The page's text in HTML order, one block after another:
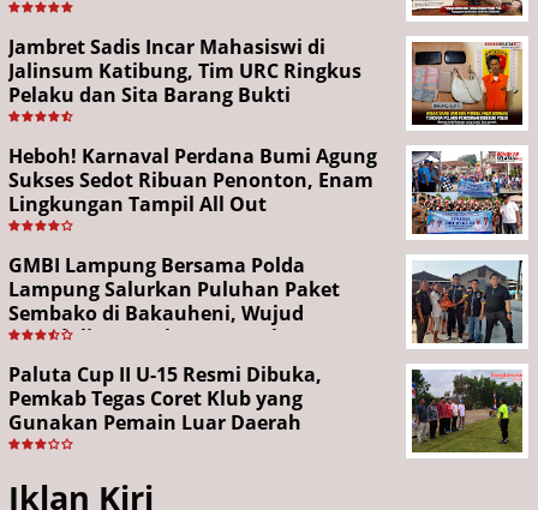
Jambret Sadis Incar Mahasiswi di
Jalinsum Katibung, Tim URC Ringkus
Pelaku dan Sita Barang Bukti
Heboh! Karnaval Perdana Bumi Agung
Sukses Sedot Ribuan Penonton, Enam
Lingkungan Tampil All Out
GMBI Lampung Bersama Polda
Lampung Salurkan Puluhan Paket
Sembako di Bakauheni, Wujud
Kepedulian Sambut HUT RI ke-81
Paluta Cup II U-15 Resmi Dibuka,
Pemkab Tegas Coret Klub yang
Gunakan Pemain Luar Daerah
Iklan Kiri